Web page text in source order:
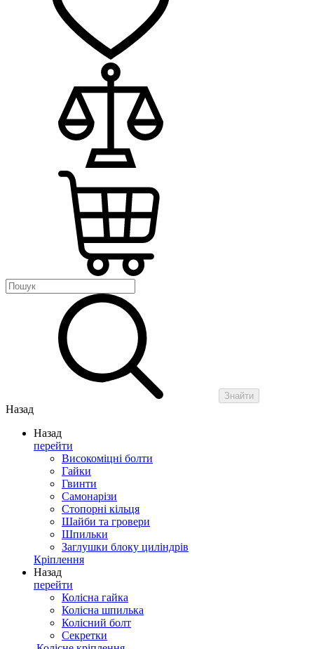
Знайти
Назад
Назад
перейти
Високоміцні болти
Гайки
Гвинти
Самонарізи
Стопорні кільця
Шайби та гровери
Шпильки
Заглушки блоку циліндрів
Кріплення
Назад
перейти
Колісна гайка
Колісна шпилька
Колісний болт
Секретки